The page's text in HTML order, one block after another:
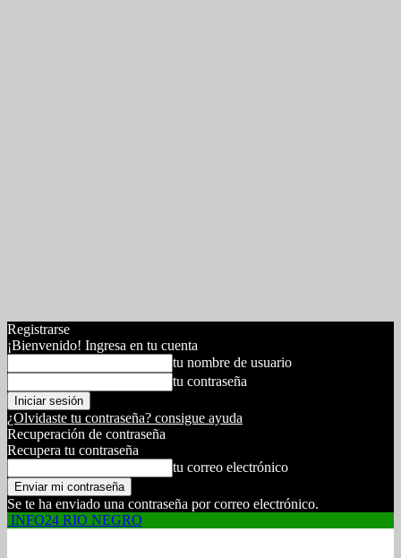
Registrarse
¡Bienvenido! Ingresa en tu cuenta
tu nombre de usuario
tu contraseña
¿Olvidaste tu contraseña? consigue ayuda
Recuperación de contraseña
Recupera tu contraseña
tu correo electrónico
Se te ha enviado una contraseña por correo electrónico.
INFO24 RIO NEGRO